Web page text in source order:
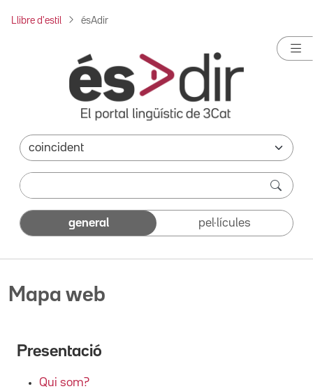
Llibre d'estil ésAdir
general pel·lícules
Mapa web
Presentació
Qui som?